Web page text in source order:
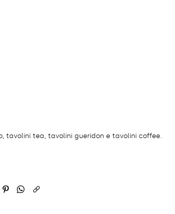
tavolini tea, tavolini gueridon e tavolini coffee.